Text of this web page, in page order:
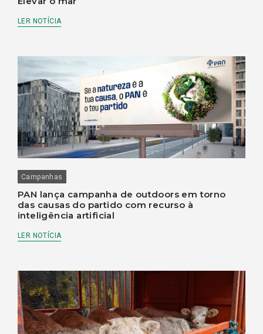
LER NOTÍCIA
Campanhas
PAN lança campanha de outdoors em torno
das causas do partido com recurso à
inteligência artificial
LER NOTÍCIA